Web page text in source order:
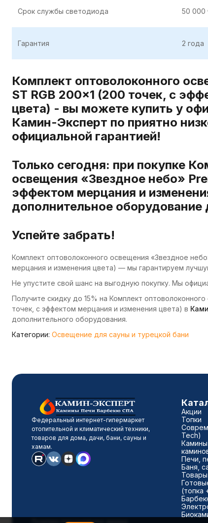
Срок службы светодиода 50 000
Гарантия 2 года
Комплект оптоволоконного
ST RGB 200×1 (200 точек, с
цвета) - вы можете купить у
Камин-Эксперт по приятно
официальной гарантией!
Только сегодня: при покупке
освещения «Звездное небо»
эффектом мерцания и
дополнительное оборудование
Успейте забрать!
Комплект оптоволоконного освещения «Звездное
мерцания и изменения цвета) — мы гарантируем
Не упустите свой шанс на выгодную покупку. Мы
Получите скидку до 15% на Комплект
точек, с эффектом мерцания и изменения цвета) в
дополнительного оборудования.
Категории: Освещение для сауны и турецкой бани
Федеральный интернет-гипермаркет
отопительной и климатический техники,
товаров для дома, дачи, бани, сауны и
хамам.
Акции
Топки
Tech)
Печи,
Баня,
(топка